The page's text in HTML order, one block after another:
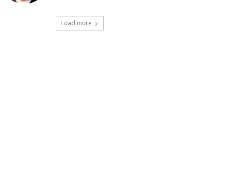
Load more